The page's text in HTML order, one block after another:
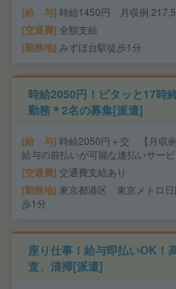
給 与 時給1450円 月収例
交通費 全額支給
勤務地 みずほ台駅徒歩1分
時給2050円！ピタッと17時
勤務＊2名の募集[派遣]
給 与 時給2050円＋交 【月収
給与の前払いが可能な速払いサービ
交通費 交通費支給あり
勤務地 東京都港区 東京メトロ日
歩1分
座り仕事！給与即払いOK！
査、清掃[派遣]